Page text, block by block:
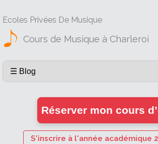
Ecoles Privées De Musique
Cours de Musique à Charleroi
Réserver mon cours
S'inscrire à l'année académique